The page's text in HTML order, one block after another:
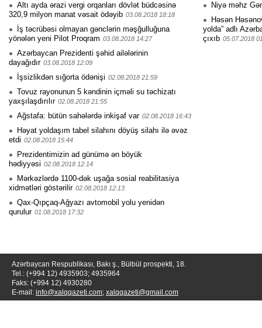
Altı ayda ərazi vergi orqanları dövlət büdcəsinə
320,9 milyon manat vəsait ödəyib 03.08.2018 18:18
İş təcrübəsi olmayan gənclərin məşğulluğuna
yönələn yeni Pilot Proqram 03.08.2018 14:27
Azərbaycan Prezidenti şəhid ailələrinin
dayağıdır 03.08.2018 12:09
İşsizlikdən sığorta ödənişi 02.08.2018 21:59
Tovuz rayonunun 5 kəndinin içməli su təchizatı
yaxşılaşdırılır 02.08.2018 21:55
Ağstafa: bütün sahələrdə inkişaf var 02.08.2018 16:43
Həyat yoldaşım tabel silahını döyüş silahı ilə əvəz
etdi 02.08.2018 15:44
Prezidentimizin ad günümə ən böyük
hədiyyəsi 02.08.2018 12:14
Mərkəzlərdə 1100-dək uşağa sosial reabilitasiya
xidmətləri göstərilir 02.08.2018 12:13
Qax-Qıpçaq-Ağyazı avtomobil yolu yenidən
qurulur 01.08.2018 17:32
Niyə məhz
Həsən
yolda” adlı
çıxıb 05.07.2018
Azərbaycan Respublikası, Bakı ş., Bülbül prospekti, 18.
Tel.: (+994 12) 4935903; 4935964
Faks: (+994 12) 4930280
E-mail: info@xalqqazeti.com; xalqqazeti@gmail.com